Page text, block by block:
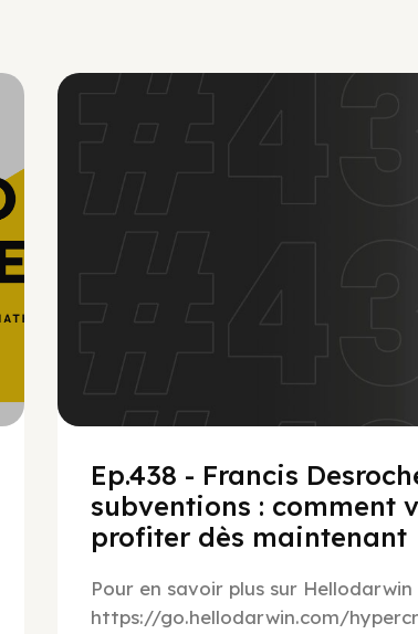
Ep.438 - Francis
subventions : comment
profiter dès maintenant
Pour en savoir plus sur Hellodarwin
https://go.hellodarwin.com/